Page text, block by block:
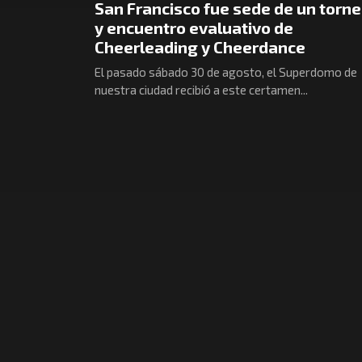
San Francisco fue sede de un
y encuentro evaluativo de
Cheerleading y Cheerdance
El pasado sábado 30 de agosto, el Superdomo de
nuestra ciudad recibió a este certamen...